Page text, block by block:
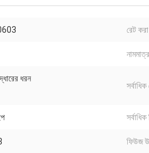
রেট করা
ধরন
সর্বাধিক
ফিউজ